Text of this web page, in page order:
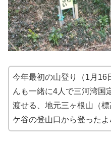
今年最初の山登り（1月16
んも一緒に4人で三河湾国
渡せる、地元三ヶ根山（
ケ谷の登山口から登った